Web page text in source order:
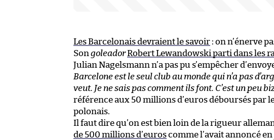
Les Barcelonais devraient le savoir : on n’énerve
Son goleadorRobert Lewandowski parti dans les
Julian Nagelsmann n’a pas pu s’empêcher
Barcelone est le seul club au monde qui n’a pas
veut. Je ne sais pas comment ils font. C’est un peu
référence aux 50 millions d’euros déboursés par
polonais.
Il faut dire qu’on est bien loin de la rigueur
de 500 millions d’euroscomme l’avait annoncé